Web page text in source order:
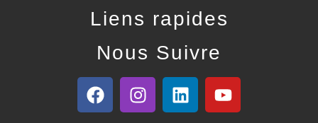
Liens rapides
Nous Suivre